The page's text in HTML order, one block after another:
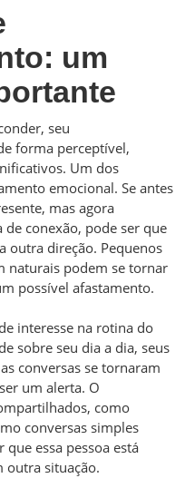
um
seu
forma perceptível,
Um dos
emocional. Se antes
mas agora
conexão, pode ser que
outra direção. Pequenos
naturais podem se tornar
possível afastamento.
interesse na rotina do
sobre seu dia a dia, seus
conversas se tornaram
um alerta. O
como
conversas simples
essa pessoa está
outra situação.